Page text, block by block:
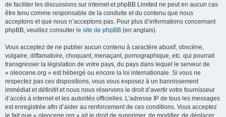
de faciliter les discussions sur internet et phpBB Limited ne peut en aucun cas
être tenu comme responsable de la conduite et du contenu que nous
acceptons et que nous n’acceptons pas. Pour plus d’informations concernant
phpBB, veuillez consulter le site de phpBB (en anglais).
Vous acceptez de ne publier aucun contenu à caractère abusif, obscène,
vulgaire, diffamatoire, choquant, menaçant, pornographique, etc. qui pourrait
transgresser la législation de votre pays, du pays dans lequel le serveur de
« oleocene.org » est hébergé ou encore la loi internationale. Si vous ne
respectez pas ces dispositions, vous vous exposez à un bannissement
immédiat et définitif et nous nous réservons le droit d’avertir votre fournisseur
d’accès à internet et les autorités officielles. L’adresse IP de tous les messages
est enregistrée afin d’aider au renforcement de ces conditions. Vous acceptez
le fait que « oleocene.org » ait le droit de supprimer, de modifier, de déplacer